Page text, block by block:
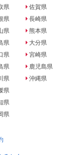
県
県
県
県
県
県
県
県
県
県
佐賀県
長崎県
熊本県
大分県
宮崎県
鹿児島県
沖縄県